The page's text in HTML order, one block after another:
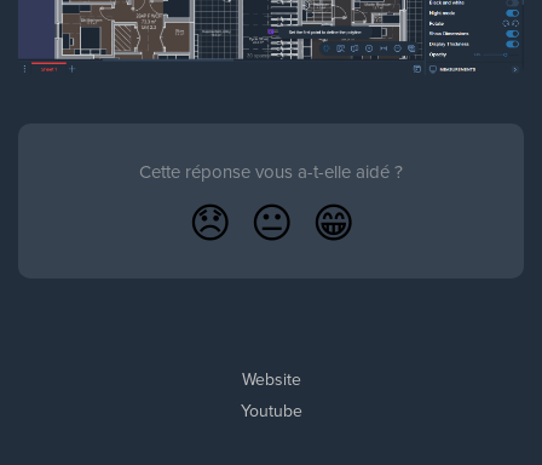
Cette réponse vous a-t-elle aidé ?
😞 😐 😁
Website
Youtube